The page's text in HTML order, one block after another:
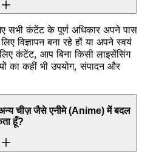
सभी कंटेंट के पूर्ण अधिकार अपने पास
विज्ञापन बना रहे हों या अपने स्वयं
कंटेंट, आप बिना किसी लाइसेंसिंग
का कहीं भी उपयोग, संपादन और
चीज़ जैसे एनीमे (Anime) में बदल
हूँ?